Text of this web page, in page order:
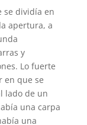
se dividía en
apertura, a
y
Lo fuerte
en que se
lado de un
una carpa
una